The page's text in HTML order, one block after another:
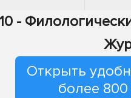
10 -
Открыть
более